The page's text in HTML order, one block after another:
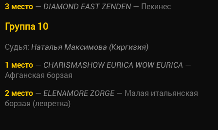
3 место — DIAMOND EAST ZENDEN — Пекинес
Группа 10
Судья: Наталья Максимова (Киргизия)
1 место — CHARISMASHOW EURICA WOW EURICA —
Афганская борзая
2 место — ELENAMORE ZORGE — Малая итальянская
борзая (левретка)